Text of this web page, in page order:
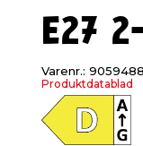
E27
Varenr.: 9059488
Produktdatablad